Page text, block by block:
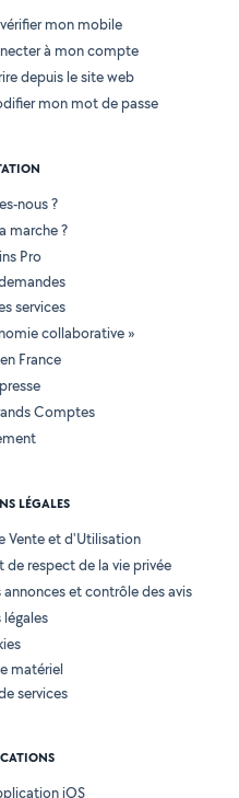
mon mobile
à mon compte
depuis le site web
mon mot de passe
nous ?
marche ?
Pro
services
collaborative »
France
Comptes
LÉGALES
Vente et d'Utilisation
respect de la vie privée
et contrôle des avis
matériel
services
iOS